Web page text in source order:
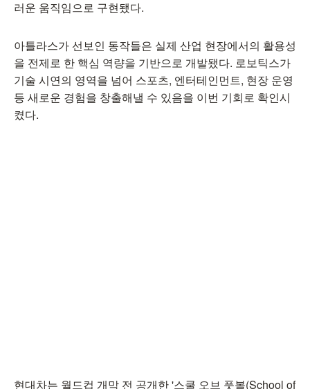
러운 움직임으로 구현됐다.
아틀라스가 선보인 동작들은 실제 산업 현장에서의 활용성
을 전제로 한 핵심 역량을 기반으로 개발됐다. 로보틱스가
기술 시연의 영역을 넘어 스포츠, 엔터테인먼트, 현장 운영
등 새로운 경험을 창출해낼 수 있음을 이번 기회로 확인시
켰다.
현대차는 월드컵 개막 전 공개한 '스쿨 오브 풋볼(School of